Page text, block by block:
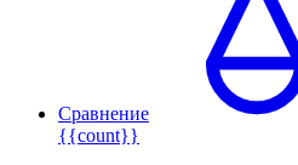
Сравнение
{{count}}